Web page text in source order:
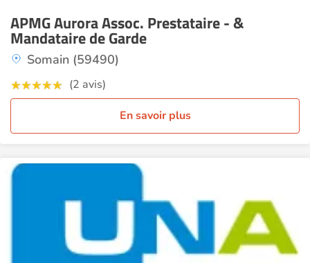
APMG Aurora Assoc. Prestataire - &
Mandataire de Garde
Somain (59490)
(2 avis)
En savoir plus